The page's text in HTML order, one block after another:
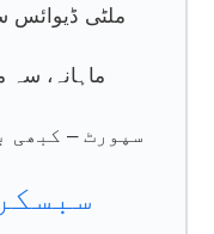
ملٹی ڈیوائس
ماہانہ، سہ
24/7 سپورٹ –